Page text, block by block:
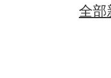
全部